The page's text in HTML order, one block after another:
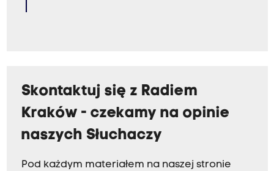
Skontaktuj się z Radiem
Kraków - czekamy na opinie
naszych Słuchaczy
Pod każdym materiałem na naszej stronie